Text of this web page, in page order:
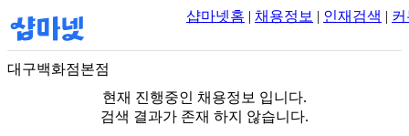
샵마넷홈 | 채용정보 | 인재검색 |
대구백화점본점
현재 진행중인 채용정보 입니다.
검색 결과가 존재 하지 않습니다.